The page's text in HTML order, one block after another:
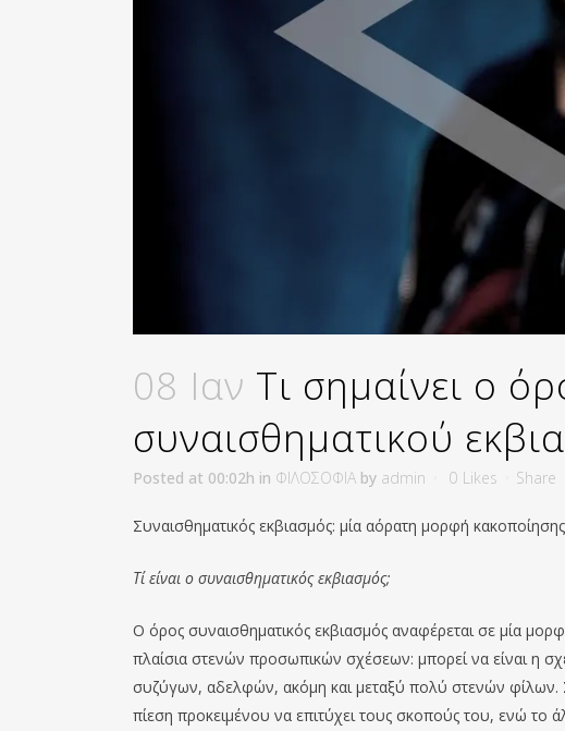
08 Ιαν Τι σημαίνει ο
συναισθηματικού
Posted at 00:02h in ΦΙΛΟΣΟΦΙΑ by admin 0 Likes Share
Συναισθηματικός εκβιασμός: μία αόρατη μορφή
Τί είναι ο συναισθηματικός εκβιασμός;
Ο όρος συναισθηματικός εκβιασμός αναφέρεται σε μία
πλαίσια στενών προσωπικών σχέσεων: μπορεί να είναι η
συζύγων, αδελφών, ακόμη και μεταξύ πολύ στενών φίλων.
πίεση προκειμένου να επιτύχει τους σκοπούς του, ενώ